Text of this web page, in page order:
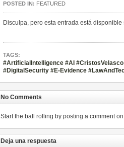
POSTED IN: FEATURED
Disculpa, pero esta entrada está disponible
TAGS:
#ArtificialIntelligence #AI
#DigitalSecurity #E-Evidence
No Comments
Start the ball rolling by posting a comment
Deja una respuesta